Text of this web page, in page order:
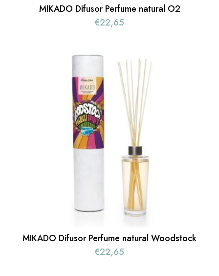
MIKADO Difusor Perfume natural O2
€22,65
MIKADO Difusor Perfume natural Woodstock
€22,65